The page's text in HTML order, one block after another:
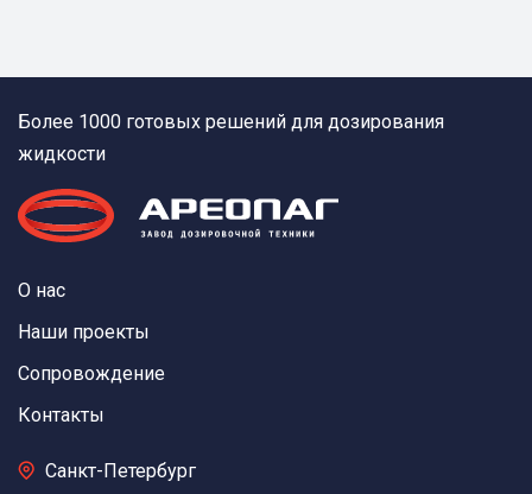
Более 1000 готовых решений для дозирования
жидкости
О нас
Наши проекты
Сопровождение
Контакты
Санкт-Петербург